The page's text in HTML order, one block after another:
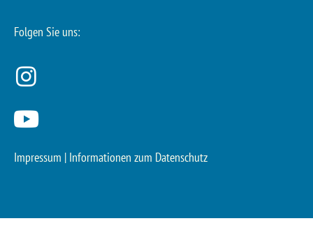
Folgen Sie uns:
Impressum | Informationen zum Datenschutz